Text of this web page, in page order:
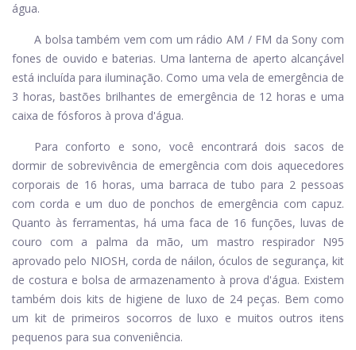
água.
A bolsa também vem com um rádio AM / FM da Sony com
fones de ouvido e baterias. Uma lanterna de aperto alcançável
está incluída para iluminação. Como uma vela de emergência de
3 horas, bastões brilhantes de emergência de 12 horas e uma
caixa de fósforos à prova d'água.
Para conforto e sono, você encontrará dois sacos de
dormir de sobrevivência de emergência com dois aquecedores
corporais de 16 horas, uma barraca de tubo para 2 pessoas
com corda e um duo de ponchos de emergência com capuz.
Quanto às ferramentas, há uma faca de 16 funções, luvas de
couro com a palma da mão, um mastro respirador N95
aprovado pelo NIOSH, corda de náilon, óculos de segurança, kit
de costura e bolsa de armazenamento à prova d'água. Existem
também dois kits de higiene de luxo de 24 peças. Bem como
um kit de primeiros socorros de luxo e muitos outros itens
pequenos para sua conveniência.